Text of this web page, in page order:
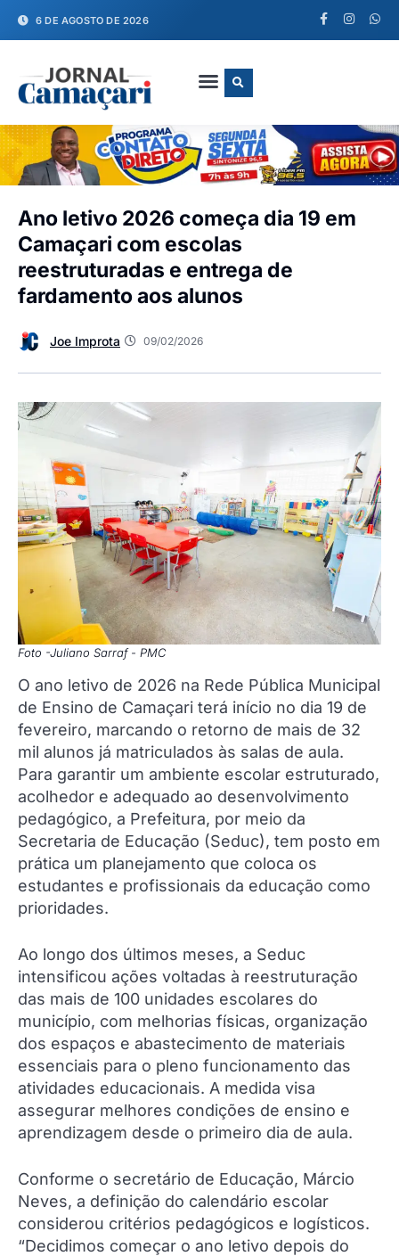
6 DE AGOSTO DE 2026
Ano letivo 2026 começa dia 19 em
Camaçari com escolas
reestruturadas e entrega de
fardamento aos alunos
Joe Improta 09/02/2026
Foto -Juliano Sarraf - PMC
O ano letivo de 2026 na Rede Pública Municipal
de Ensino de Camaçari terá início no dia 19 de
fevereiro, marcando o retorno de mais de 32
mil alunos já matriculados às salas de aula.
Para garantir um ambiente escolar estruturado,
acolhedor e adequado ao desenvolvimento
pedagógico, a Prefeitura, por meio da
Secretaria de Educação (Seduc), tem posto em
prática um planejamento que coloca os
estudantes e profissionais da educação como
prioridades.
Ao longo dos últimos meses, a Seduc
intensificou ações voltadas à reestruturação
das mais de 100 unidades escolares do
município, com melhorias físicas, organização
dos espaços e abastecimento de materiais
essenciais para o pleno funcionamento das
atividades educacionais. A medida visa
assegurar melhores condições de ensino e
aprendizagem desde o primeiro dia de aula.
Conforme o secretário de Educação, Márcio
Neves, a definição do calendário escolar
considerou critérios pedagógicos e logísticos.
“Decidimos começar o ano letivo depois do